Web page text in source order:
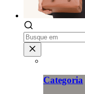
Categoria